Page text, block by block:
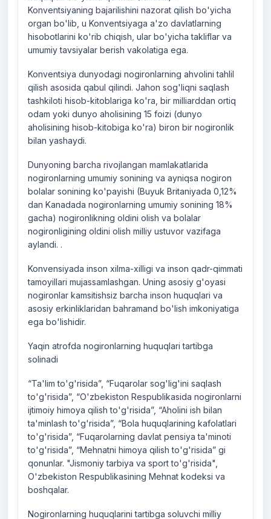
Konventsiyaning bajarilishini nazorat qilish bo'yicha
organ bo'lib, u Konventsiyaga a'zo davlatlarning
hisobotlarini ko'rib chiqish, ular bo'yicha takliflar va
umumiy tavsiyalar berish vakolatiga ega.
Konventsiya dunyodagi nogironlarning ahvolini tahlil
qilish asosida qabul qilindi. Jahon sog'liqni saqlash
tashkiloti hisob-kitoblariga ko'ra, bir milliarddan ortiq
odam yoki dunyo aholisining 15 foizi (dunyo
aholisining hisob-kitobiga ko'ra) biron bir nogironlik
bilan yashaydi.
Dunyoning barcha rivojlangan mamlakatlarida
nogironlarning umumiy sonining va ayniqsa nogiron
bolalar sonining ko'payishi (Buyuk Britaniyada 0,12%
dan Kanadada nogironlarning umumiy sonining 18%
gacha) nogironlikning oldini olish va bolalar
nogironligining oldini olish milliy ustuvor vazifaga
aylandi. .
Konvensiyada inson xilma-xilligi va inson qadr-qimmati
tamoyillari mujassamlashgan. Uning asosiy g'oyasi
nogironlar kamsitishsiz barcha inson huquqlari va
asosiy erkinliklaridan bahramand bo'lish imkoniyatiga
ega bo'lishidir.
Yaqin atrofda nogironlarning huquqlari tartibga
solinadi
“Ta'lim to'g'risida”, “Fuqarolar sog'lig'ini saqlash
to'g'risida”, “O'zbekiston Respublikasida nogironlarni
ijtimoiy himoya qilish to'g'risida”, “Aholini ish bilan
ta'minlash to'g'risida”, “Bola huquqlarining kafolatlari
to'g'risida”, “Fuqarolarning davlat pensiya ta'minoti
to'g'risida”, “Mehnatni himoya qilish to'g'risida” gi
qonunlar. "Jismoniy tarbiya va sport to'g'risida",
O'zbekiston Respublikasining Mehnat kodeksi va
boshqalar.
Nogironlarning huquqlarini tartibga soluvchi milliy